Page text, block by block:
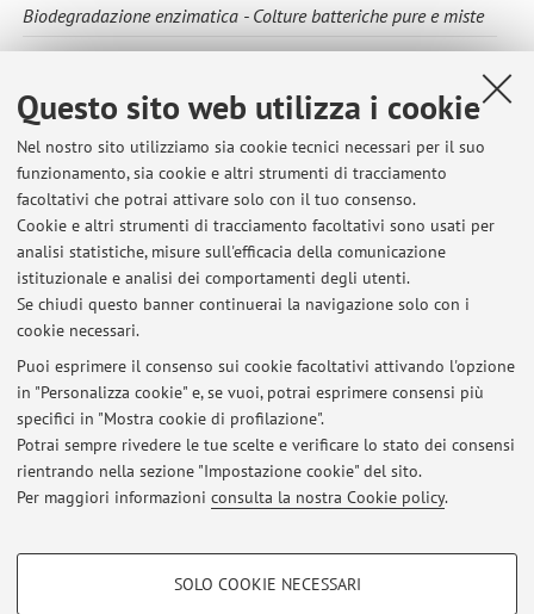
Questo sito web utilizza i cookie
Nel nostro sito utilizziamo sia cookie tecnici necessari per il suo
funzionamento, sia cookie e altri strumenti di tracciamento
facoltativi che potrai attivare solo con il tuo consenso.
Cookie e altri strumenti di tracciamento facoltativi sono usati per
analisi statistiche, misure sull'efficacia della comunicazione
istituzionale e analisi dei comportamenti degli utenti.
Se chiudi questo banner continuerai la navigazione solo con i
cookie necessari.
Puoi esprimere il consenso sui cookie facoltativi attivando l'opzione
in "Personalizza cookie" e, se vuoi, potrai esprimere consensi più
specifici in "Mostra cookie di profilazione".
Potrai sempre rivedere le tue scelte e verificare lo stato dei consensi
rientrando nella sezione "Impostazione cookie" del sito.
Per maggiori informazioni consulta la nostra Cookie policy.
COOKIE DI PROFILAZIONE - FACOLTATIVI
SOLO COOKIE NECESSARI
Biodegradazione enzimatica
Colture batteriche pure e miste
bioconversioni microbiche e la degradazione anaerobica di
composti xenobiotici organici clorurati in sedimenti marini
contaminati, biodegradazioni enzimatiche di
inquinanti/plastiche, facendo uso di metodiche di tipo
chimico, biochimico, microbiologico e di biologia
molecolare nonché mediante l’impiego e il controllo di
colture pure e miste. Analisi della composizione e delle
dinamiche delle comunità microbiche in sistemi complessi.
Ultimi avvisi
Al momento non sono presenti avvisi.
Area riservata